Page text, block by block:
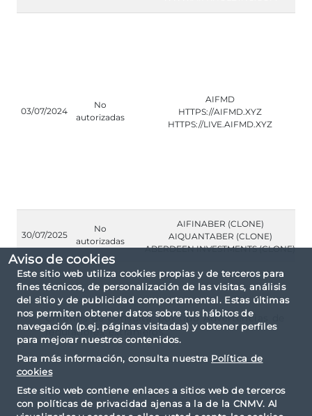
Aviso de cookies
Este sitio web utiliza cookies propias y de terceros para
fines técnicos, de personalización de las visitas, análisis
del sitio y de publicidad comportamental. Estas últimas
nos permiten obtener datos sobre tus hábitos de
navegación (p.ej. páginas visitadas) y obtener perfiles
para mejorar nuestros contenidos.
Para más información, consulta nuestra Política de
cookies
Este sitio web contiene enlaces a sitios web de terceros
con políticas de privacidad ajenas a la de la CNMV. Al
03/07/2024
No
autorizadas
AIFMD
HTTPS://AIFMD.XYZ
HTTPS://LIVE.AIFMD.XYZ
30/07/2025
No
autorizadas
AIFINABER (CLONE)
AIQUANTABER (CLONE)
ABERDEEN INVESTMENTS (CLONE)
Criterios de consulta: por tipo Advertencias de
reguladores extranjeros.